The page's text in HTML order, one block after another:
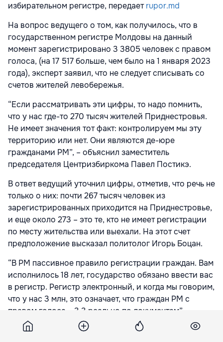
избирательном регистре, передаетrupor.md
На вопрос ведущего о том, как получилось, что в
государственном регистре Молдовы на данный
момент зарегистрировано 3 3805 человек с правом
голоса, (на 17 517 больше, чем было на 1 января 2023
года), эксперт заявил, что не следует списывать со
счетов жителей левобережья.
“Если рассматривать эти цифры, то надо помнить,
что у нас где-то 270 тысяч жителей Приднестровья.
Не имеет значения тот факт: контролируем мы эту
территорию или нет. Они являются де-юре
гражданами РМ”, – объяснил заместитель
председателя Центризбиркома Павел Постикэ.
В ответ ведущий уточнил цифры, отметив, что речь не
только о них: почти 267 тысяч человек из
зарегистрированных приходится на Приднестровье,
и еще около 273 – это те, кто не имеет регистрации
по месту жительства или выехали. На этот счет
предположение высказал политолог Игорь Боцан.
“В РМ пассивное правило регистрации граждан. Вам
исполнилось 18 лет, государство обязано ввести вас
в регистр. Регистр электронный, и когда мы говорим,
что у нас 3 млн, это означает, что граждан РМ с
правом голоса – 3,3 реально по документам”, –
отметил он.